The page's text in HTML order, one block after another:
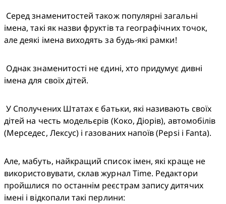
імена, такі як назви фруктів та географічних точок,
але деякі імена виходять за будь-які рамки!
імена для своїх дітей.
У Сполучених Штатах є батьки, які називають своїх
дітей на честь модельєрів (Коко, Діорів), автомобілів
(Мерседес, Лексус) і газованих напоїв (Pepsi і Fanta).
Але, мабуть, найкращий список імен, які краще не
використовувати, склав журнал Time. Редактори
пройшлися по останнім реєстрам запису дитячих
імені і відкопали такі перлини: